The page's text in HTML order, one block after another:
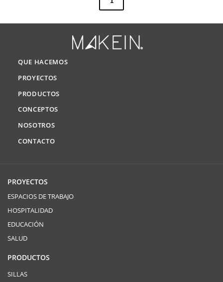
QUE HACEMOS
PROYECTOS
PRODUCTOS
CONCEPTOS
NOSOTROS
CONTACTO
PROYECTOS
ESPACIOS DE TRABAJO
HOSPITALIDAD
EDUCACIÓN
SALUD
PRODUCTOS
SILLAS